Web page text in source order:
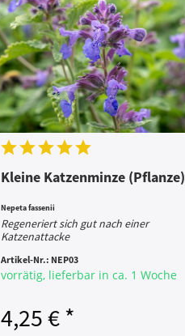
Kleine Katzenminze (Pflanze)
Nepeta fassenii
Regeneriert sich gut nach einer
Katzenattacke
Artikel-Nr.: NEP03
vorrätig, lieferbar in ca. 1 Woche
4,25 € *